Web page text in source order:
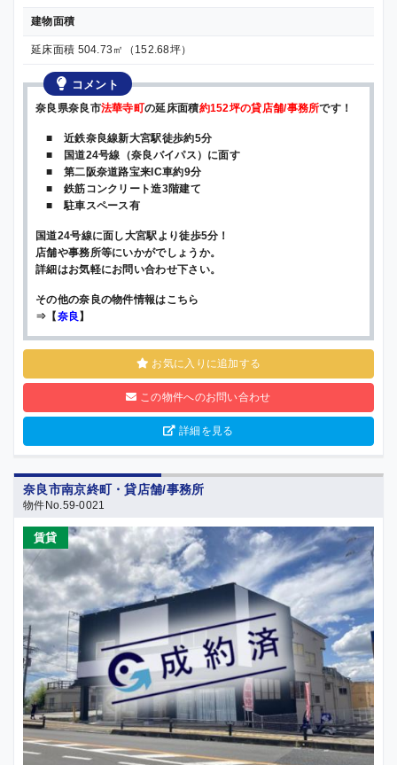
建物面積
延床面積 504.73㎡（152.68坪）
コメント
奈良県奈良市法華寺町の延床面積約152坪の貸店舗/事務所です！
■ 近鉄奈良線新大宮駅徒歩約5分
■ 国道24号線（奈良バイパス）に面す
■ 第二阪奈道路宝来IC車約9分
■ 鉄筋コンクリート造3階建て
■ 駐車スペース有
国道24号線に面し大宮駅より徒歩5分！
店舗や事務所等にいかがでしょうか。
詳細はお気軽にお問い合わせ下さい。
その他の奈良の物件情報はこちら
⇒【奈良】
お気に入りに追加する
この物件へのお問い合わせ
詳細を見る
奈良市南京終町・貸店舗/事務所
物件No.59-0021
賃貸